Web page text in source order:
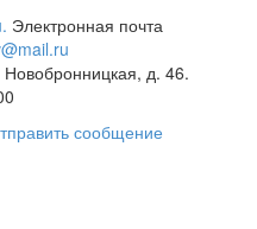
Электронная почта
д. 46.
сообщение